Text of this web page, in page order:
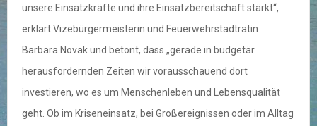
unsere Einsatzkräfte und ihre Einsatzbereitschaft stärkt“,
erklärt Vizebürgermeisterin und Feuerwehrstadträtin
Barbara Novak und betont, dass „gerade in budgetär
herausfordernden Zeiten wir vorausschauend dort
investieren, wo es um Menschenleben und Lebensqualität
geht. Ob im Kriseneinsatz, bei Großereignissen oder im Alltag